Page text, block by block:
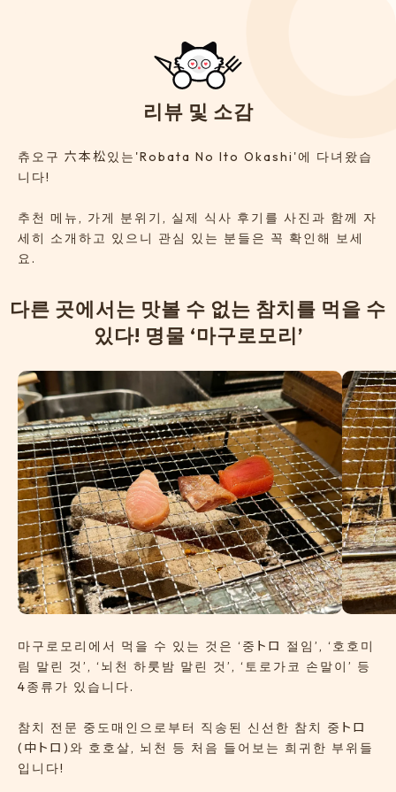
리뷰 및 소감
츄오구 六本松있는'Robata No Ito Okashi'에 다녀왔습
니다!
추천 메뉴, 가게 분위기, 실제 식사 후기를 사진과 함께 자
세히 소개하고 있으니 관심 있는 분들은 꼭 확인해 보세
요.
다른 곳에서는 맛볼 수 없는 참치를 먹을 수
있다! 명물 ‘마구로모리’
마구로모리에서 먹을 수 있는 것은 ‘중トロ 절임’, ‘호호미
림 말린 것’, ‘뇌천 하룻밤 말린 것’, ‘토로가코 손말이’ 등
4종류가 있습니다.
참치 전문 중도매인으로부터 직송된 신선한 참치 중トロ
(中トロ)와 호호살, 뇌천 등 처음 들어보는 희귀한 부위들
입니다!